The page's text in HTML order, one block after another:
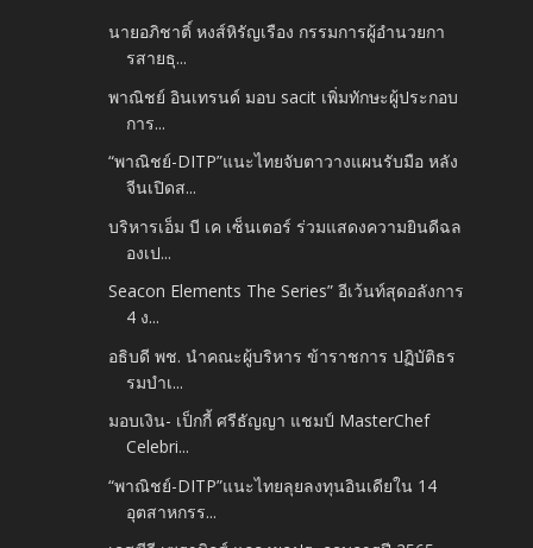
นายอภิชาติ์ หงส์หิรัญเรือง กรรมการผู้อำนวยกา
รสายธุ...
พาณิชย์ อินเทรนด์ มอบ sacit เพิ่มทักษะผู้ประกอบ
การ...
“พาณิชย์-DITP”แนะไทยจับตาวางแผนรับมือ หลัง
จีนเปิดส...
บริหารเอ็ม บี เค เซ็นเตอร์ ร่วมแสดงความยินดีฉล
องเป...
Seacon Elements The Series” อีเว้นท์สุดอลังการ
4 ง...
อธิบดี พช. นำคณะผู้บริหาร ข้าราชการ ปฏิบัติธร
รมบำเ...
มอบเงิน- เป็กกี้ ศรีธัญญา แชมป์ MasterChef
Celebri...
“พาณิชย์-DITP”แนะไทยลุยลงทุนอินเดียใน 14
อุตสาหกรร...